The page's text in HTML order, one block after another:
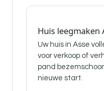
Huis leegmaken
Uw huis in Asse
voor verkoop of
pand
nieuwe start.